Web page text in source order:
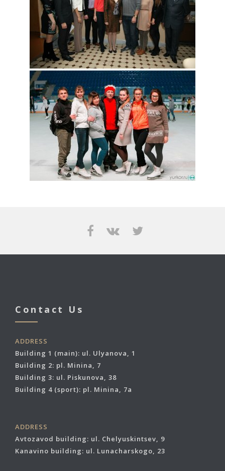
Contact Us
ADDRESS
Building 1 (main): ul. Ulyanova, 1
Building 2: pl. Minina, 7
Building 3: ul. Piskunova, 38
Building 4 (sport): pl. Minina, 7a
ADDRESS
Avtozavod building: ul. Chelyuskintsev, 9
Kanavino building: ul. Lunacharskogo, 23